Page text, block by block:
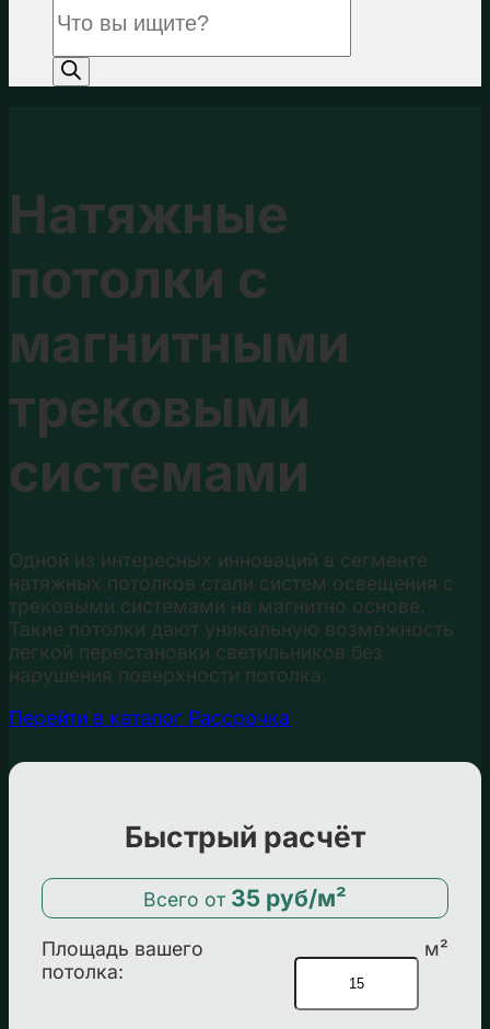
Натяжные
потолки с
магнитными
трековыми
системами
Одной из интересных инноваций в сегменте
натяжных потолков стали систем освещения с
трековыми системами на магнитно основе.
Такие потолки дают уникальную возможность
легкой перестановки светильников без
нарушения поверхности потолка.
Перейти в каталог Рассрочка
Быстрый расчёт
Всего от 35 руб/м²
Площадь вашего
потолка:
м²